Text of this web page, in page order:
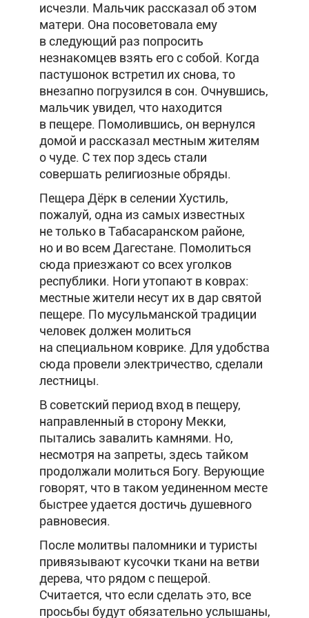
исчезли. Мальчик рассказал об этом
матери. Она посоветовала ему
в следующий раз попросить
незнакомцев взять его с собой. Когда
пастушонок встретил их снова, то
внезапно погрузился в сон. Очнувшись,
мальчик увидел, что находится
в пещере. Помолившись, он вернулся
домой и рассказал местным жителям
о чуде. С тех пор здесь стали
совершать религиозные обряды.
Пещера Дёрк в селении Хустиль,
пожалуй, одна из самых известных
не только в Табасаранском районе,
но и во всем Дагестане. Помолиться
сюда приезжают со всех уголков
республики. Ноги утопают в коврах:
местные жители несут их в дар святой
пещере. По мусульманской традиции
человек должен молиться
на специальном коврике. Для удобства
сюда провели электричество, сделали
лестницы.
В советский период вход в пещеру,
направленный в сторону Мекки,
пытались завалить камнями. Но,
несмотря на запреты, здесь тайком
продолжали молиться Богу. Верующие
говорят, что в таком уединенном месте
быстрее удается достичь душевного
равновесия.
После молитвы паломники и туристы
привязывают кусочки ткани на ветви
дерева, что рядом с пещерой.
Считается, что если сделать это, все
просьбы будут обязательно услышаны,